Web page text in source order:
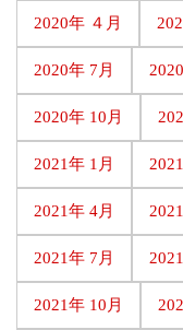
2020年 ４月
2020年 7月
2020年 10月
2021年 1月
2021年 4月
2021年 7月
2021年 10月